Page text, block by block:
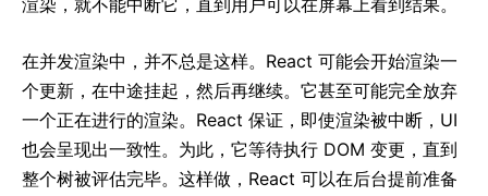
渲染，就不能中断它，直到用户可以在屏幕上看到结果。
在并发渲染中，并不总是这样。React 可能会开始渲染一
个更新，在中途挂起，然后再继续。它甚至可能完全放弃
一个正在进行的渲染。React 保证，即使渲染被中断，UI
也会呈现出一致性。为此，它等待执行 DOM 变更，直到
整个树被评估完毕。这样做，React 可以在后台提前准备